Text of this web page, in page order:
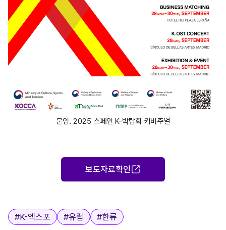
붙임. 2025 스페인 K-박람회 키비주얼
보도자료확인
태그
#K-엑스포 #유럽 #한류